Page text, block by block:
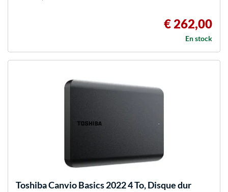
€ 262,00
En stock
ToshibaCanvio Basics 2022 4 To, Disque dur